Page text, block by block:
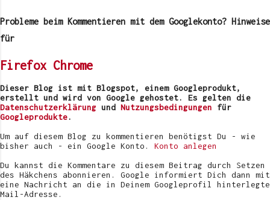
m
m
a
v
e
r
ö
f
e
t
l
i
c
Probleme beim Kommentieren mit dem Googlekonto? Hinweise
für
Firefox Chrome
Dieser Blog ist mit Blogspot, einem Googleprodukt,
erstellt und wird von Google gehostet. Es gelten die
Datenschutzerklärung und Nutzungsbedingungen für
Googleprodukte.
Um auf diesem Blog zu kommentieren benötigst Du - wie
bisher auch - ein Google Konto. Konto anlegen
Du kannst die Kommentare zu diesem Beitrag durch Setzen
des Häkchens abonnieren. Google informiert Dich dann mit
eine Nachricht an die in Deinem Googleprofil hinterlegte
Mail-Adresse.